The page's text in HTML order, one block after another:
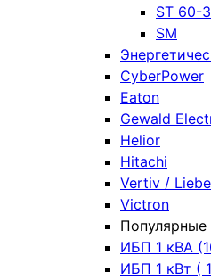
ST 60-
SM
CyberPower
Eaton
Gewald
Helior
Hitachi
Vertiv /
Victron
Популярные
ИБП 1 кВА
ИБП 1 кВт (